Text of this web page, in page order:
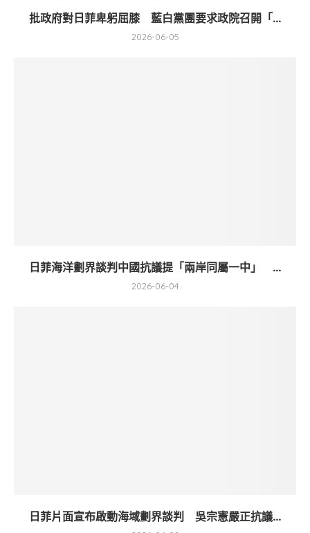
批政府對日菲卑躬屈膝 藍白黨團要求政院召開「...
2026-06-05
日菲海洋劃界談判中國抗議提「兩岸同屬一中」 ...
2026-06-04
日菲片面宣布啟動海域劃界談判 吳宗憲嚴正抗議...